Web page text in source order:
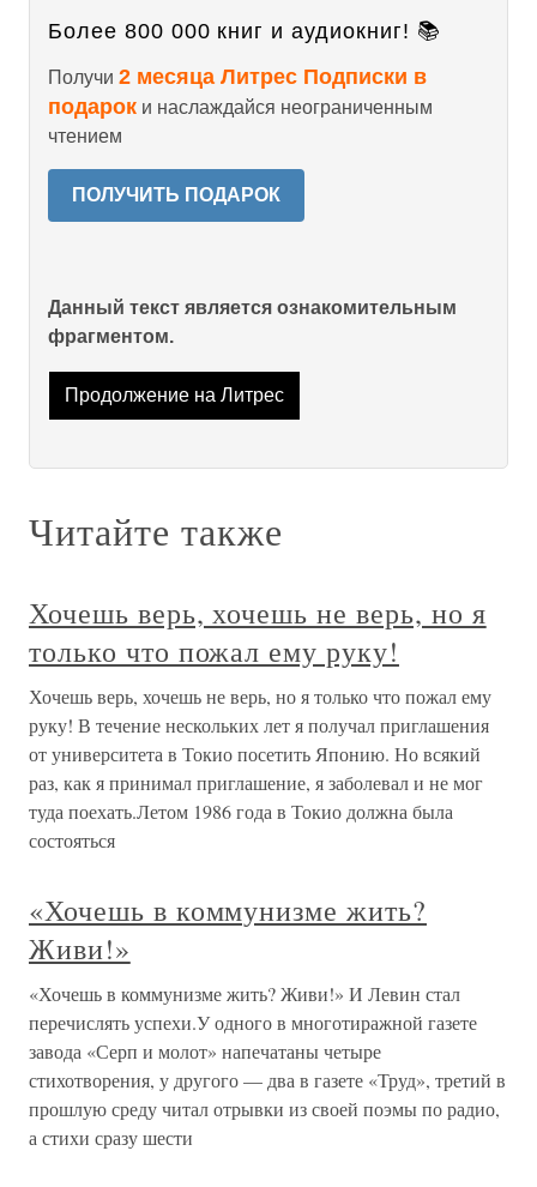
Более 800 000 книг и аудиокниг! 📚
Получи 2 месяца Литрес Подписки в
подарок и наслаждайся неограниченным
чтением
ПОЛУЧИТЬ ПОДАРОК
Данный текст является ознакомительным
фрагментом.
Продолжение на Литрес
Читайте также
Хочешь верь, хочешь не верь, но я
только что пожал ему руку!
Хочешь верь, хочешь не верь, но я только что пожал ему
руку! В течение нескольких лет я получал приглашения
от университета в Токио посетить Японию. Но всякий
раз, как я принимал приглашение, я заболевал и не мог
туда поехать.Летом 1986 года в Токио должна была
состояться
«Хочешь в коммунизме жить?
Живи!»
«Хочешь в коммунизме жить? Живи!» И Левин стал
перечислять успехи.У одного в многотиражной газете
завода «Серп и молот» напечатаны четыре
стихотворения, у другого — два в газете «Труд», третий в
прошлую среду читал отрывки из своей поэмы по радио,
а стихи сразу шести